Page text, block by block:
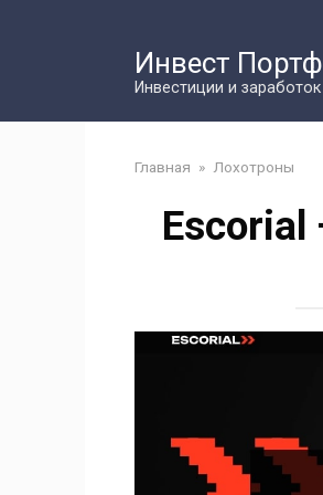
Инвест
Инвестиции и заработок
Главная » Лохотроны